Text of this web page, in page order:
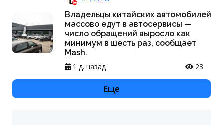
Владельцы китайских автомобилей
массово едут в автосервисы —
число обращений выросло как
минимум в шесть раз, сообщает
Mash.
1 д. назад
23
Еще